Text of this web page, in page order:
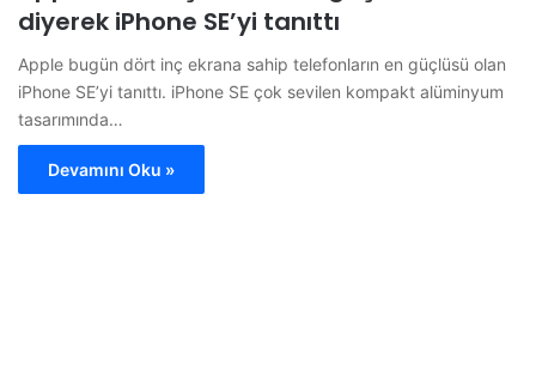
diyerek iPhone SE’yi tanıttı
Apple bugün dört inç ekrana sahip telefonların en güçlüsü olan
iPhone SE’yi tanıttı. iPhone SE çok sevilen kompakt alüminyum
tasarımında…
Devamını Oku »